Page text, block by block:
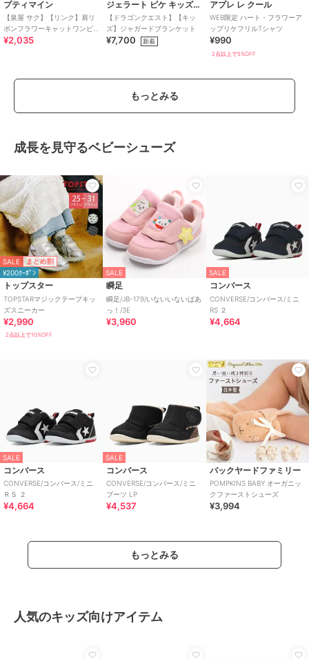
プティマイン
【泉屋 サク】【リンク】肩リ
ボンフラワーキャットワンピ
ース
¥2,035
ジェラート ピケ キッズ＆ベビー
【ドラゴンクエスト】【キッ
ズ】ジャガードブランケット
¥7,700 新着
アプレ レ クール
WEB限定 ハート・フラワーア
ップリケフリルTシャツ
¥990
2点以上で5%OFF
もっとみる
成長を見守るベビーシューズ
SALE まとめ割
¥200ｸｰﾎﾟﾝ
トップスター
TOPSTARマジックテープキッ
ズスニーカー
¥2,990
2点以上で10%OFF
SALE
瞬足
瞬足/JB-179/いないいないばあ
っ！/3E
¥3,960
SALE
コンバース
CONVERSE/コンバース/ミニ
RS ２
¥4,664
SALE
コンバース
CONVERSE/コンバース/ミニ
ＲＳ ２
¥4,664
SALE
コンバース
CONVERSE/コンバース/ミニ
ブーツ LP
¥4,537
バックヤードファミリー
POMPKINS BABY オーガニッ
クファーストシューズ
¥3,994
もっとみる
人気のキッズ向けアイテム